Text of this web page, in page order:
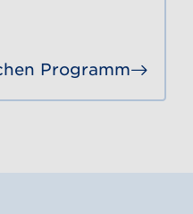
Programm